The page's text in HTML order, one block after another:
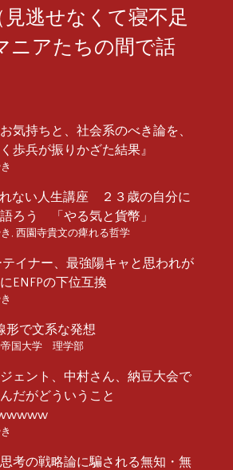
逃せなくて寝不足
ニアたちの間で話
気持ちと、社会系のべき論を、
歩兵が振りかざた結果』
ない人生講座 ２３歳の自分に
ろう 「やる気と貨幣」
西園寺貴文の痺れる哲学
テイナー、最強陽キャと思われが
ENFPの下位互換
形で文系な発想
帝国大学 理学部
ェント、中村さん、納豆大会で
だがどういうこと
考の戦略論に騙される無知・無